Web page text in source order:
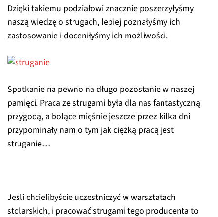
Dzięki takiemu podziałowi znacznie poszerzyłyśmy
naszą wiedzę o strugach, lepiej poznałyśmy ich
zastosowanie i doceniłyśmy ich możliwości.
Spotkanie na pewno na długo pozostanie w naszej
pamięci. Praca ze strugami była dla nas fantastyczną
przygodą, a bolące mięśnie jeszcze przez kilka dni
przypominały nam o tym jak ciężką pracą jest
struganie…
Jeśli chcielibyście uczestniczyć w warsztatach
stolarskich, i pracować strugami tego producenta to